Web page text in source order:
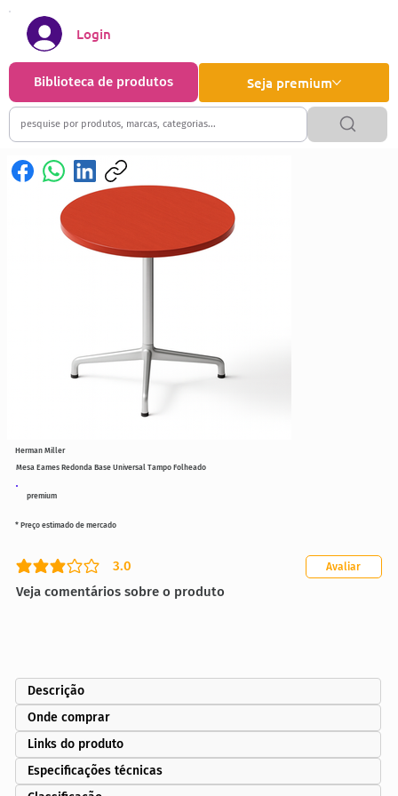
Seja premium
Biblioteca de produtos
Login
premium
Mesa Eames Redonda Base Universal Tampo Folheado
3.0
classificação média é 3 de 5
Veja comentários sobre o produto
Avaliar
* Preço estimado de mercado
Herman Miller
Descrição
Onde comprar
Links do produto
Especificações técnicas